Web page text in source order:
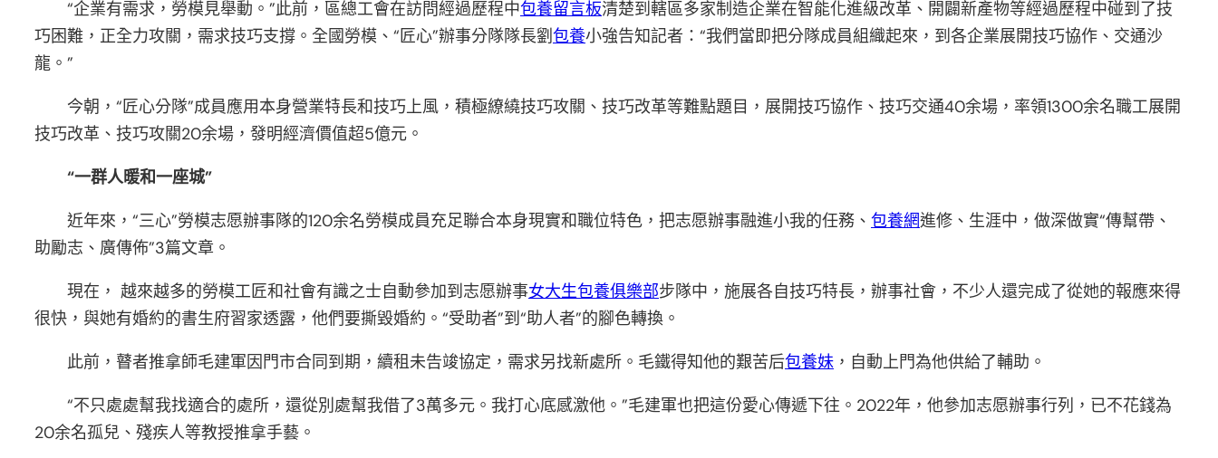
“企業有需求，勞模見舉動。”此前，區總工會在訪問經過歷程中包養留言板清楚到轄區多家制造企業在智能化進級改革、開闢新產物等經過歷程中碰到了技
巧困難，正全力攻關，需求技巧支撐。全國勞模、“匠心”辦事分隊隊長劉包養小強告知記者：“我們當即把分隊成員組織起來，到各企業展開技巧協作、交通沙
龍。”
今朝，“匠心分隊”成員應用本身營業特長和技巧上風，積極繚繞技巧攻關、技巧改革等難點題目，展開技巧協作、技巧交通40余場，率領1300余名職工展開
技巧改革、技巧攻關20余場，發明經濟價值超5億元。
“一群人暖和一座城”
近年來，“三心”勞模志愿辦事隊的120余名勞模成員充足聯合本身現實和職位特色，把志愿辦事融進小我的任務、 包養網進修、生涯中，做深做實“傳幫帶、
助勵志、廣傳佈”3篇文章。
現在， 越來越多的勞模工匠和社會有識之士自動參加到志愿辦事女大生包養俱樂部步隊中，施展各自技巧特長，辦事社會，不少人還完成了從她的報應來得
很快，與她有婚約的書生府習家透露，他們要撕毀婚約。“受助者”到“助人者”的腳色轉換。
此前，瞽者推拿師毛建軍因門市合同到期，續租未告竣協定，需求另找新處所。毛鐵得知他的艱苦后包養妹 ，自動上門為他供給了輔助。
“不只處處幫我找適合的處所，還從別處幫我借了3萬多元。我打心底感激他。”毛建軍也把這份愛心傳遞下往。2022年，他參加志愿辦事行列，已不花錢為
20余名孤兒、殘疾人等教授推拿手藝。